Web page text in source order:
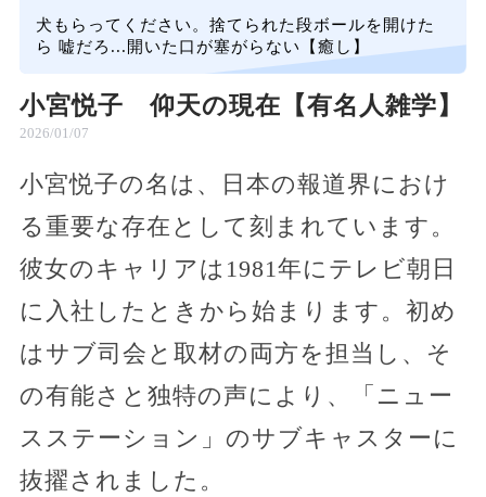
犬もらってください。捨てられた段ボールを開けた
ら 嘘だろ...開いた口が塞がらない【癒し】
小宮悦子 仰天の現在【有名人雑学】
2026/01/07
小宮悦子の名は、日本の報道界におけ
る重要な存在として刻まれています。
彼女のキャリアは1981年にテレビ朝日
に入社したときから始まります。初め
はサブ司会と取材の両方を担当し、そ
の有能さと独特の声により、「ニュー
スステーション」のサブキャスターに
抜擢されました。